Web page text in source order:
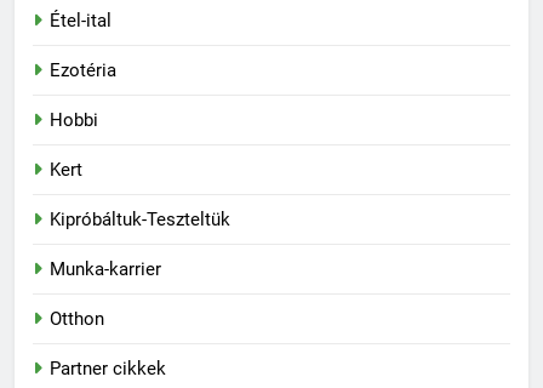
Étel-ital
Ezotéria
Hobbi
Kert
Kipróbáltuk-Teszteltük
Munka-karrier
Otthon
Partner cikkek